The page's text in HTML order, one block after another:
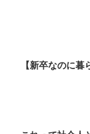
【新卒なのに暮